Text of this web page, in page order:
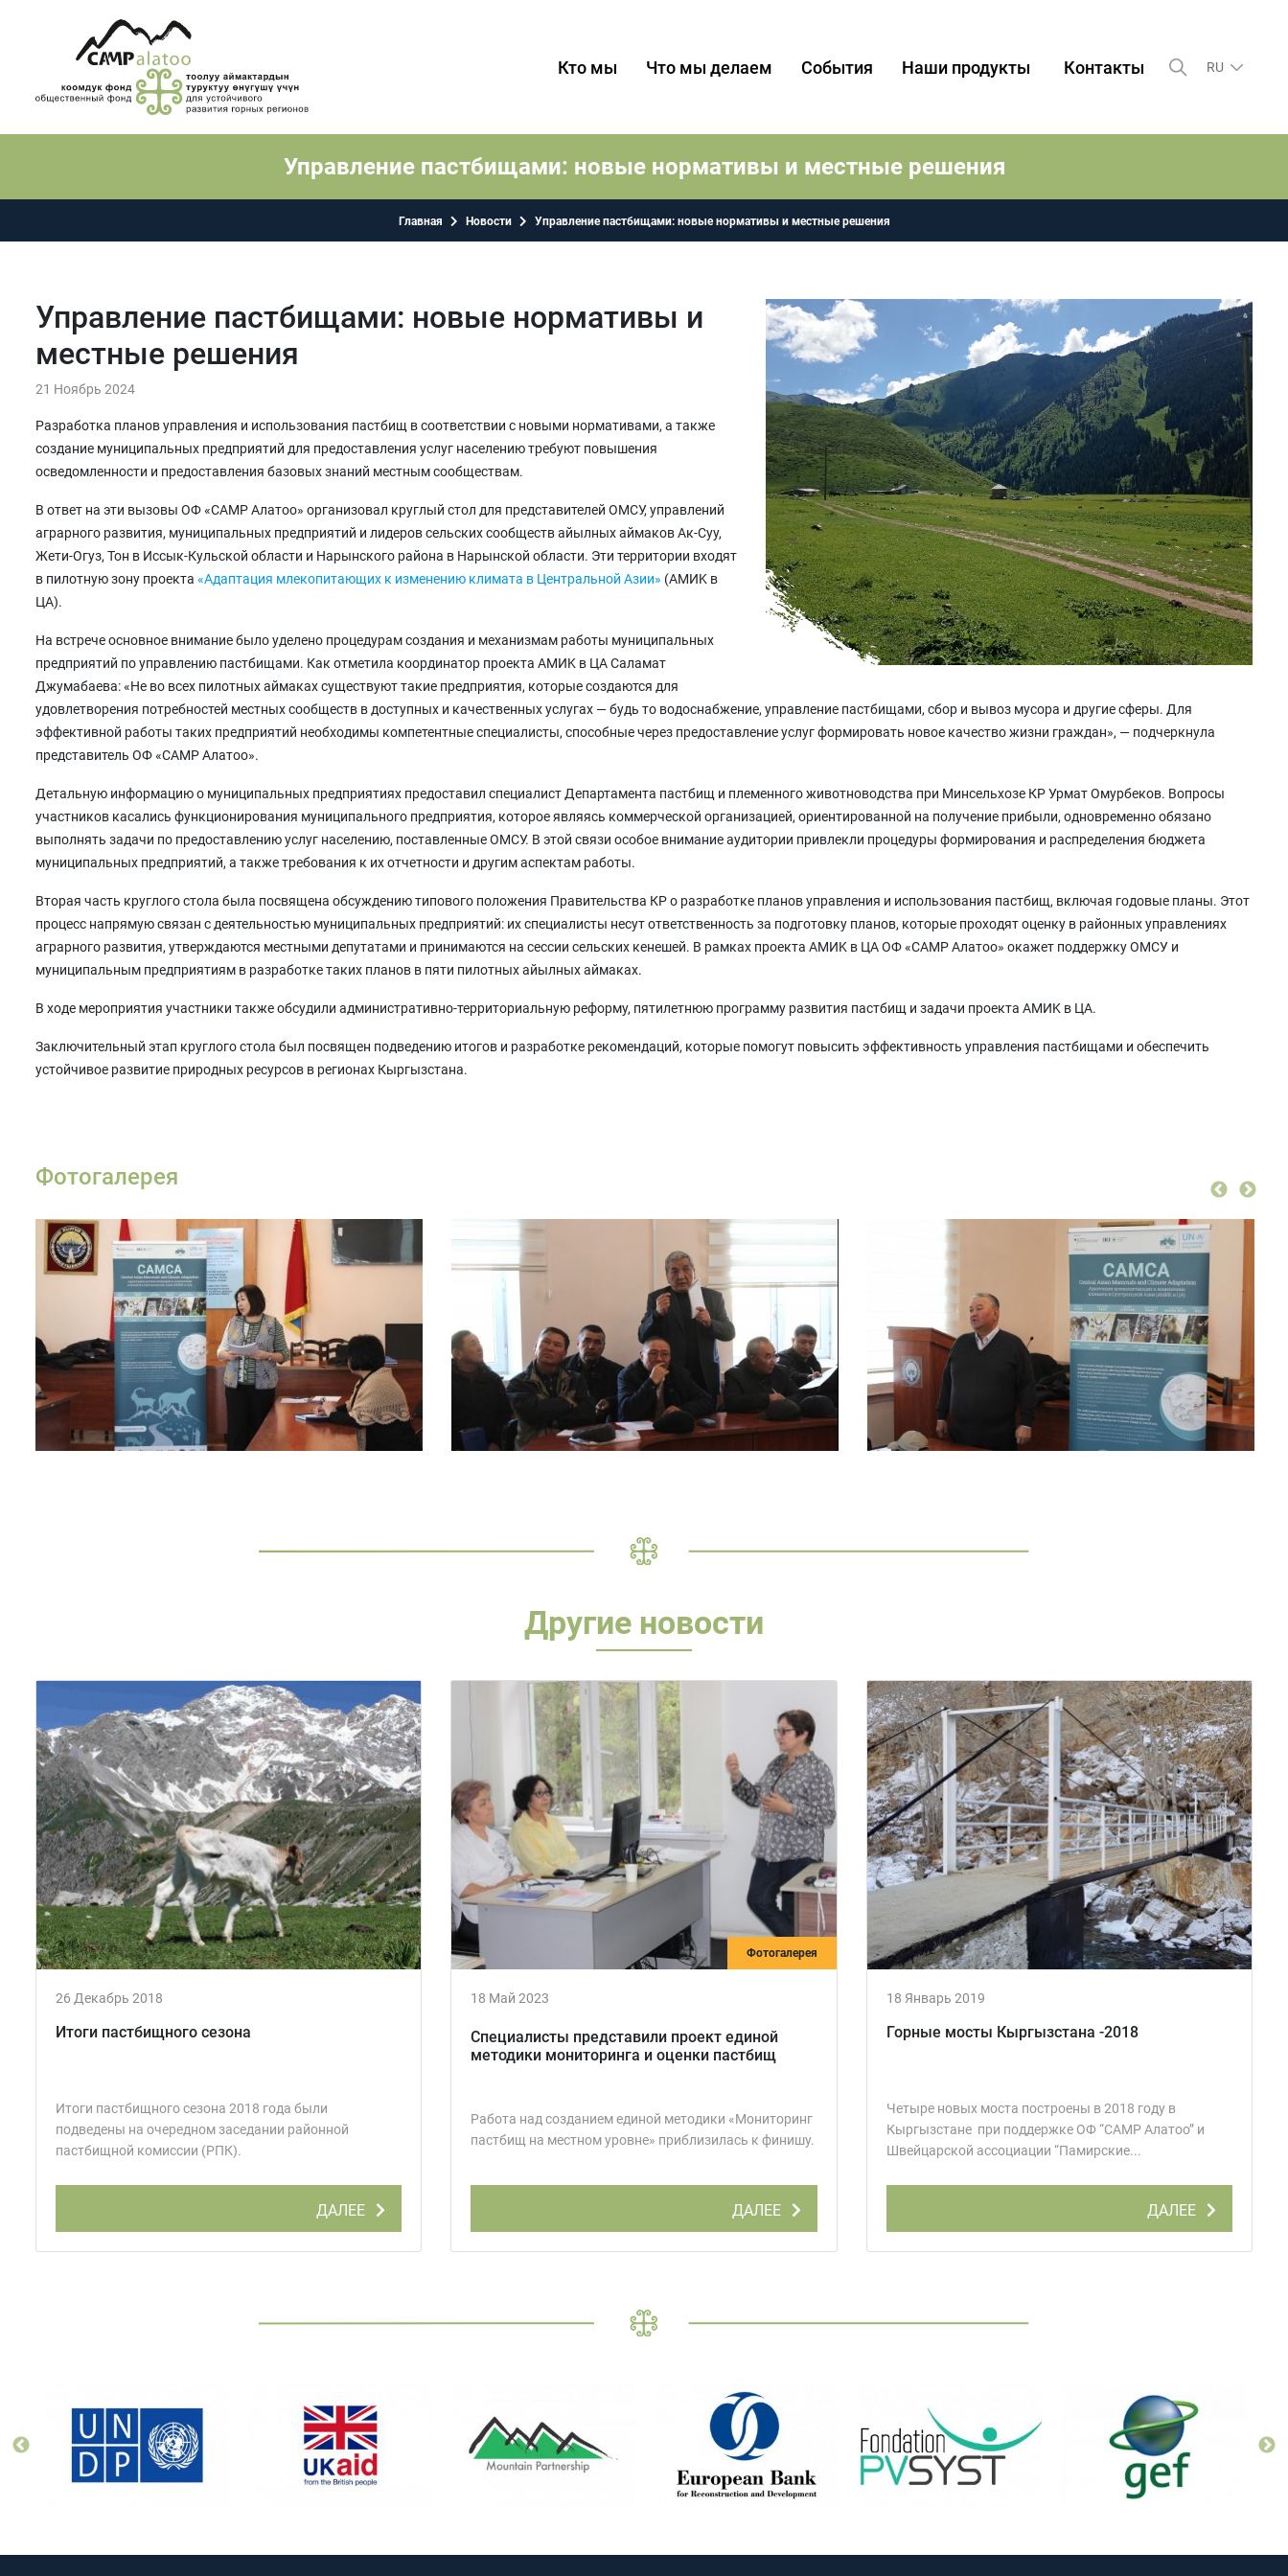
Кто мы Что мы делаем События Наши продукты Контакты RU
Управление пастбищами: новые нормативы и местные решения
Главная Новости Управление пастбищами: новые нормативы и местные решения
Управление пастбищами: новые нормативы и
местные решения
21 Ноябрь 2024
Разработка планов управления и использования пастбищ в соответствии с новыми нормативами, а также
создание муниципальных предприятий для предоставления услуг населению требуют повышения
осведомленности и предоставления базовых знаний местным сообществам.
В ответ на эти вызовы ОФ «САМР Алатоо» организовал круглый стол для представителей ОМСУ, управлений
аграрного развития, муниципальных предприятий и лидеров сельских сообществ айылных аймаков Ак-Суу,
Жети-Огуз, Тон в Иссык-Кульской области и Нарынского района в Нарынской области. Эти территории входят
в пилотную зону проекта «Адаптация млекопитающих к изменению климата в Центральной Азии» (AMИK в
ЦА).
На встрече основное внимание было уделено процедурам создания и механизмам работы муниципальных
предприятий по управлению пастбищами. Как отметила координатор проекта AMИK в ЦА Саламат
Джумабаева: «Не во всех пилотных аймаках существуют такие предприятия, которые создаются для
удовлетворения потребностей местных сообществ в доступных и качественных услугах — будь то водоснабжение, управление пастбищами, сбор и вывоз мусора и другие сферы. Для
эффективной работы таких предприятий необходимы компетентные специалисты, способные через предоставление услуг формировать новое качество жизни граждан», — подчеркнула
представитель ОФ «САМР Алатоо».
Детальную информацию о муниципальных предприятиях предоставил специалист Департамента пастбищ и племенного животноводства при Минсельхозе КР Урмат Омурбеков. Вопросы
участников касались функционирования муниципального предприятия, которое являясь коммерческой организацией, ориентированной на получение прибыли, одновременно обязано
выполнять задачи по предоставлению услуг населению, поставленные ОМСУ. В этой связи особое внимание аудитории привлекли процедуры формирования и распределения бюджета
муниципальных предприятий, а также требования к их отчетности и другим аспектам работы.
Вторая часть круглого стола была посвящена обсуждению типового положения Правительства КР о разработке планов управления и использования пастбищ, включая годовые планы. Этот
процесс напрямую связан с деятельностью муниципальных предприятий: их специалисты несут ответственность за подготовку планов, которые проходят оценку в районных управлениях
аграрного развития, утверждаются местными депутатами и принимаются на сессии сельских кенешей. В рамках проекта AMИK в ЦА ОФ «САМР Алатоо» окажет поддержку ОМСУ и
муниципальным предприятиям в разработке таких планов в пяти пилотных айылных аймаках.
В ходе мероприятия участники также обсудили административно-территориальную реформу, пятилетнюю программу развития пастбищ и задачи проекта AMИK в ЦА.
Заключительный этап круглого стола был посвящен подведению итогов и разработке рекомендаций, которые помогут повысить эффективность управления пастбищами и обеспечить
устойчивое развитие природных ресурсов в регионах Кыргызстана.
Фотогалерея
Другие новости
26 Декабрь 2018
Итоги пастбищного сезона
Итоги пастбищного сезона 2018 года были
подведены на очередном заседании районной
пастбищной комиссии (РПК).
ДАЛЕЕ
Фотогалерея
18 Май 2023
Специалисты представили проект единой
методики мониторинга и оценки пастбищ
Работа над созданием единой методики «Мониторинг
пастбищ на местном уровне» приблизилась к финишу.
ДАЛЕЕ
18 Январь 2019
Горные мосты Кыргызстана -2018
Четыре новых моста построены в 2018 году в
Кыргызстане при поддержке ОФ “CAMP Алатоо” и
Швейцарской ассоциации “Памирские...
ДАЛЕЕ